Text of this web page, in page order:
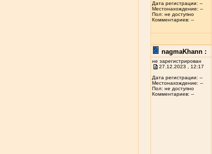
Дата регистрации: --
Местонахождение: --
Пол: не доступно
Комментариев: --
nagmaKhann :
не зарегистрирован
27.12.2023 , 12:17
Дата регистрации: --
Местонахождение: --
Пол: не доступно
Комментариев: --